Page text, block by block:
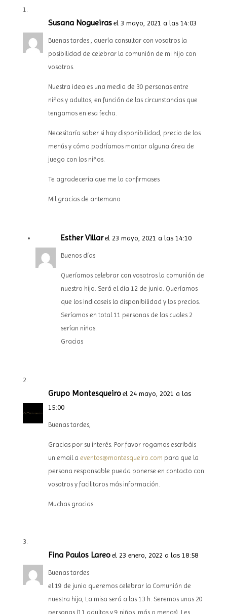
Susana Nogueiras el 3 mayo, 2021 a las 14:03
Buenas tardes , quería consultar con vosotros la
posibilidad de celebrar la comunión de mi hijo con
vosotros.
Nuestra idea es una media de 30 personas entre
niños y adultos, en función de las circunstancias que
tengamos en esa fecha.
Necesitaría saber si hay disponibilidad, precio de los
menús y cómo podríamos montar alguna área de
juego con los niños.
Te agradecería que me lo confirmases
Mil gracias de antemano
Esther Villar el 23 mayo, 2021 a las 14:10
Buenos días
Queríamos celebrar con vosotros la comunión de
nuestro hijo. Será el día 12 de junio. Queríamos
que los indicaseis la disponibilidad y los precios.
Seríamos en total 11 personas de las cuales 2
serían niños.
Gracias
Grupo Montesqueiro el 24 mayo, 2021 a las
15:00
Buenas tardes,
Gracias por su interés. Por favor rogamos escribáis
un email a eventos@montesqueiro.com para que la
persona responsable pueda ponerse en contacto con
vosotros y facilitaros más información.
Muchas gracias.
Fina Paulos Lareo el 23 enero, 2022 a las 18:58
Buenas tardes
el 19 de junio queremos celebrar la Comunión de
nuestra hija, La misa será a las 13 h. Seremos unas 20
personas (11 adultos y 9 niños, más o menos). Les